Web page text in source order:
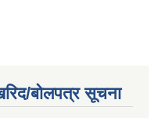
बोलपत्र सूचना